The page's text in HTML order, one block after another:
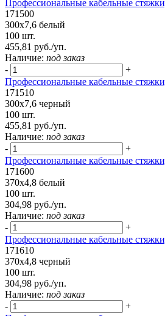
Профессиональные кабельные
171500
300х7,6 белый
100 шт.
455,81 руб./уп.
Наличие: под заказ
-
+
Профессиональные кабельные
171510
300х7,6 черный
100 шт.
455,81 руб./уп.
Наличие: под заказ
-
+
Профессиональные кабельные
171600
370х4,8 белый
100 шт.
304,98 руб./уп.
Наличие: под заказ
-
+
Профессиональные кабельные
171610
370х4,8 черный
100 шт.
304,98 руб./уп.
Наличие: под заказ
-
+